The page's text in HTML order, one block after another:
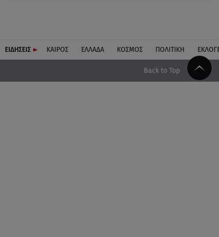
ΕΙΔΗΣΕΙΣ ΚΑΙΡΟΣ ΕΛΛΑΔΑ ΚΟΣΜΟΣ ΠΟΛΙΤΙΚΗ
Back to Top